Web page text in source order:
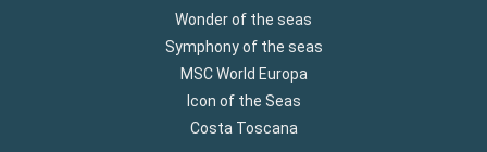
Wonder of the seas
Symphony of the seas
MSC World Europa
Icon of the Seas
Costa Toscana